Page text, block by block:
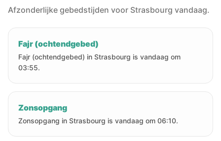
Afzonderlijke gebedstijden voor Strasbourg vandaag.
Fajr (ochtendgebed)
Fajr (ochtendgebed) in Strasbourg is vandaag om
03:55.
Zonsopgang
Zonsopgang in Strasbourg is vandaag om 06:10.